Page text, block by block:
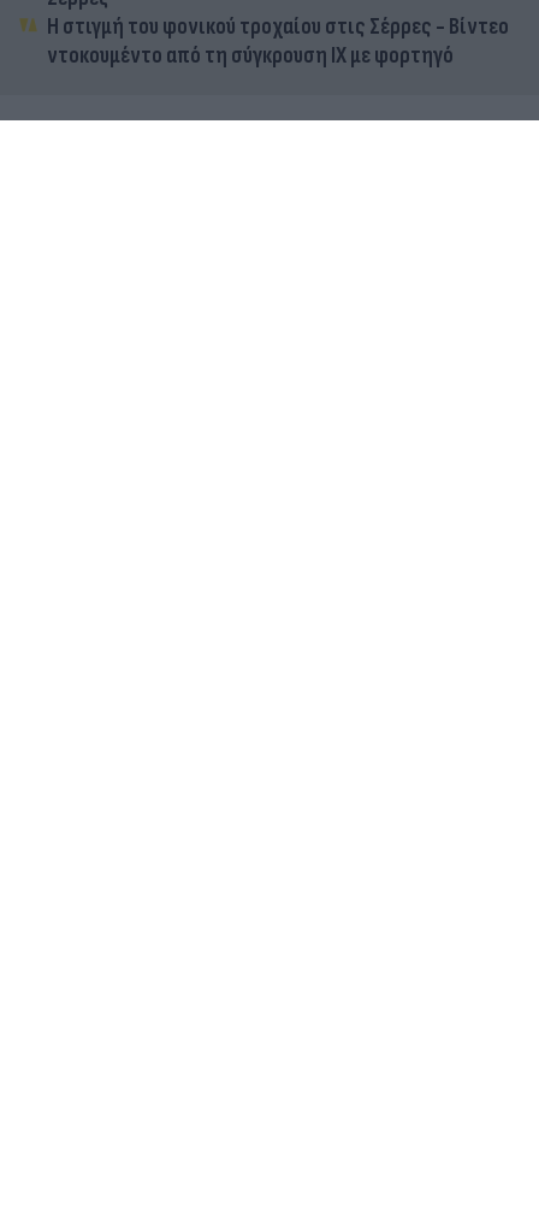
Η στιγμή του φονικού τροχαίου στις Σέρρες - Βίντεο
ντοκουμέντο από τη σύγκρουση ΙΧ με φορτηγό